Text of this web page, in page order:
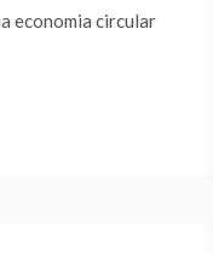
economia circular